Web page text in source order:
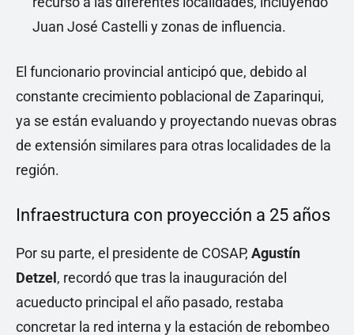
Juan José Castelli y zonas de influencia.
El funcionario provincial anticipó que, debido al
constante crecimiento poblacional de Zaparinqui,
ya se están evaluando y proyectando nuevas obras
de extensión similares para otras localidades de la
región.
Infraestructura con proyección a 25 años
Por su parte, el presidente de COSAP, Agustín
Detzel, recordó que tras la inauguración del
acueducto principal el año pasado, restaba
concretar la red interna y la estación de rebombeo